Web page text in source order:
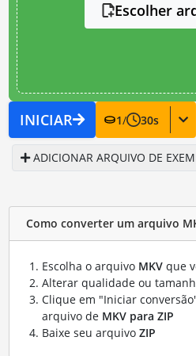
Escolher
INICIAR 1/ 30s
ADICIONAR ARQUIVO DE
Como converter um arquivo
Escolha o arquivo MKVque
Alterar qualidade ou
Clique em "Iniciar
arquivo de MKV para ZIP
Baixe seu arquivo ZIP